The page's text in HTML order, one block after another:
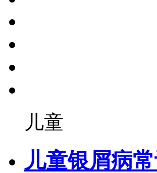
儿童
儿童银屑病